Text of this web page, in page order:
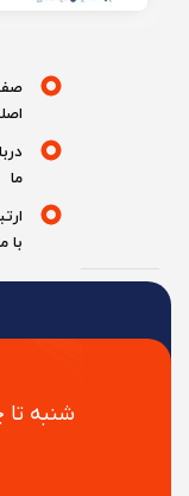
شنبه تا
صفحه
درباره
ارتباط